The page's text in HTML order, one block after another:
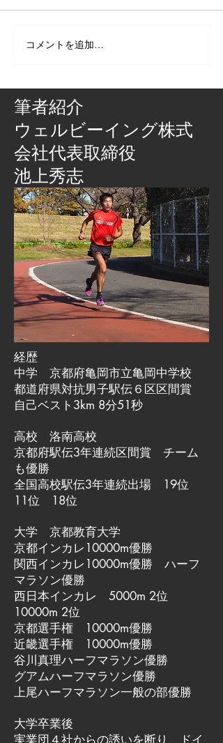
コメントを追加…
筆者紹介
​ウェルビーイング株式
会社代表取締役
池上秀志
経歴
中学 京都府亀岡市立亀岡中学校
都道府県対抗男子駅伝６区区間賞
自己ベスト3km 8分51秒
高校 洛南高校
京都府駅伝3年連続区間賞 チーム
も優勝
全国高校駅伝3年連続出場 19位
11位 18位
大学 京都教育大学
京都インカレ10000m優勝
関西インカレ10000m優勝 ハーフ
マラソン優勝
西日本インカレ 5000m 2位
10000m 2位
京都選手権 10000m優勝
近畿選手権 10000m優勝
谷川真理ハーフマラソン優勝
グアムハーフマラソン優勝
上尾ハーフマラソン一般の部優勝
大学卒業後
実業団４社からの誘いを断り、ドイ